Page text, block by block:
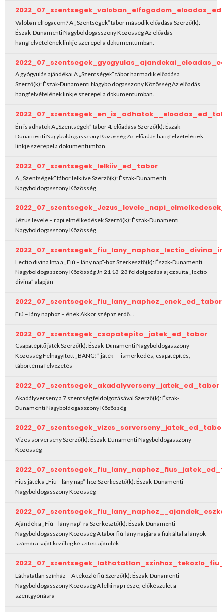
Valóban elfogadom? A „Szentségek” tábor második előadása Szerző(k):
Észak-Dunamenti Nagyboldogasszony Közösség Az előadás
hangfelvételének linkje szerepel a dokumentumban.
A gyógyulás ajándékai A „Szentségek” tábor harmadik előadása
Szerző(k): Észak-Dunamenti Nagyboldogasszony Közösség Az előadás
hangfelvételének linkje szerepel a dokumentumban.
Én is adhatok A „Szentségek” tábor 4. előadása Szerző(k): Észak-
Dunamenti Nagyboldogasszony Közösség Az előadás hangfelvételének
linkje szerepel a dokumentumban.
2022_07_szentsegek_lelkiiv_ed_tabor
A „Szentségek” tábor lelkiíve Szerző(k): Észak-Dunamenti
Nagyboldogasszony Közösség
Jézus levele – napi elmélkedések Szerző(k): Észak-Dunamenti
Nagyboldogasszony Közösség
Lectio divina Ima a „Fiú – lány nap”-hoz Szerkesztő(k): Észak-Dunamenti
Nagyboldogasszony Közösség Jn 21,13-23 feldolgozása a jezsuita „lectio
divina” alapján
2022_07_szentsegek_fiu_lany_naphoz_enek_ed_tabor
Fiú – lány naphoz – ének Akkor szép az erdő…
2022_07_szentsegek_csapatepito_jatek_ed_tabor
Csapatépítő játék Szerző(k): Észak-Dunamenti Nagyboldogasszony
Közösség Felnagyított „BANG!” játék – ismerkedés, csapatépítés,
tábortéma felvezetés
2022_07_szentsegek_akadalyverseny_jatek_ed_tabor
Akadályverseny a 7 szentség feldolgozásával Szerző(k): Észak-
Dunamenti Nagyboldogasszony Közösség
Vizes sorverseny Szerző(k): Észak-Dunamenti Nagyboldogasszony
Közösség
Fiús játék a „Fiú – lány nap”-hoz Szerkesztő(k): Észak-Dunamenti
Nagyboldogasszony Közösség
Ajándék a „Fiú – lány nap”-ra Szerkesztő(k): Észak-Dunamenti
Nagyboldogasszony Közösség A tábor fiú-lány napjára a fiúk által a lányok
számára saját kezűleg készített ajándék
Láthatatlan színház – A tékozló fiú Szerző(k): Észak-Dunamenti
Nagyboldogasszony Közösség A lelki nap része, előkészület a
szentgyónásra